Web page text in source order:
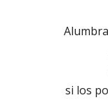
si los